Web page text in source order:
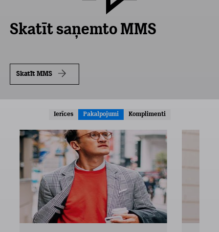
Skatīt saņemto MMS
Skatīt MMS
Ierīces Pakalpojumi Komplimenti